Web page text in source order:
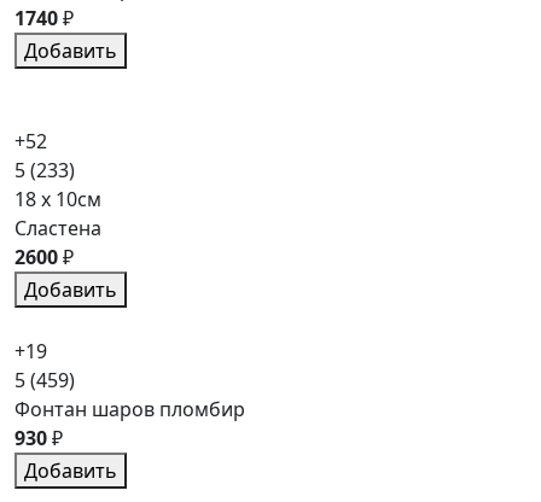
1740₽
Добавить
+52
5(233)
18 x 10см
Сластена
2600₽
Добавить
+19
5(459)
Фонтан шаров пломбир
930₽
Добавить